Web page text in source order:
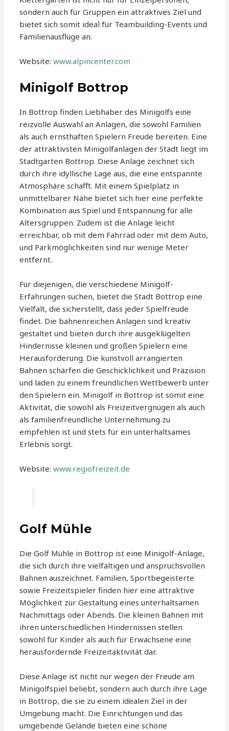
sondern auch für Gruppen ein attraktives Ziel und
bietet sich somit ideal für Teambuilding-Events und
Familienausflüge an.
Website:www.alpincenter.com
Minigolf Bottrop
In Bottrop finden Liebhaber des Minigolfs eine
reizvolle Auswahl an Anlagen, die sowohl Familien
als auch ernsthaften Spielern Freude bereiten. Eine
der attraktivsten Minigolfanlagen der Stadt liegt im
Stadtgarten Bottrop. Diese Anlage zeichnet sich
durch ihre idyllische Lage aus, die eine entspannte
Atmosphäre schafft. Mit einem Spielplatz in
unmittelbarer Nähe bietet sich hier eine perfekte
Kombination aus Spiel und Entspannung für alle
Altersgruppen. Zudem ist die Anlage leicht
erreichbar, ob mit dem Fahrrad oder mit dem Auto,
und Parkmöglichkeiten sind nur wenige Meter
entfernt.
Für diejenigen, die verschiedene Minigolf-
Erfahrungen suchen, bietet die Stadt Bottrop eine
Vielfalt, die sicherstellt, dass jeder Spielfreude
findet. Die bahnenreichen Anlagen sind kreativ
gestaltet und bieten durch ihre ausgeklügelten
Hindernisse kleinen und großen Spielern eine
Herausforderung. Die kunstvoll arrangierten
Bahnen schärfen die Geschicklichkeit und Präzision
und laden zu einem freundlichen Wettbewerb unter
den Spielern ein. Minigolf in Bottrop ist somit eine
Aktivität, die sowohl als Freizeitvergnügen als auch
als familienfreundliche Unternehmung zu
empfehlen ist und stets für ein unterhaltsames
Erlebnis sorgt.
Website:www.regiofreizeit.de
Golf Mühle
Die Golf Mühle in Bottrop ist eine Minigolf-Anlage,
die sich durch ihre vielfältigen und anspruchsvollen
Bahnen auszeichnet. Familien, Sportbegeisterte
sowie Freizeitspieler finden hier eine attraktive
Möglichkeit zur Gestaltung eines unterhaltsamen
Nachmittags oder Abends. Die kleinen Bahnen mit
ihren unterschiedlichen Hindernissen stellen
sowohl für Kinder als auch für Erwachsene eine
herausfordernde Freizeitaktivität dar.
Diese Anlage ist nicht nur wegen der Freude am
Minigolfspiel beliebt, sondern auch durch ihre Lage
in Bottrop, die sie zu einem idealen Ziel in der
Umgebung macht. Die Einrichtungen und das
umgebende Gelände bieten eine schöne